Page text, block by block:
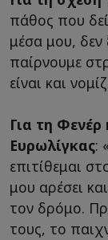
πάθος που
μέσα μου, δεν
παίρνουμε
είναι και
Για τη Φενέρ
Ευρωλίγκας:
επιτίθεμαι
μου αρέσει
τον δρόμο.
τους, το